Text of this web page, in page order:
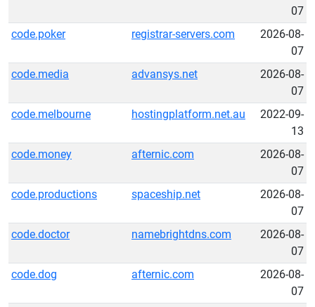
07
code.poker
registrar-servers.com
2026-08-
07
code.media
advansys.net
2026-08-
07
code.melbourne
hostingplatform.net.au
2022-09-
13
code.money
afternic.com
2026-08-
07
code.productions
spaceship.net
2026-08-
07
code.doctor
namebrightdns.com
2026-08-
07
code.dog
afternic.com
2026-08-
07